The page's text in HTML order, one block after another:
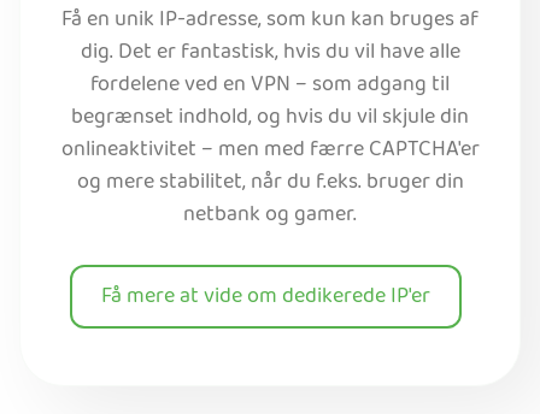
Få en unik IP-adresse, som kun kan bruges af
dig. Det er fantastisk, hvis du vil have alle
fordelene ved en VPN – som adgang til
begrænset indhold, og hvis du vil skjule din
onlineaktivitet – men med færre CAPTCHA'er
og mere stabilitet, når du f.eks. bruger din
netbank og gamer.
Få mere at vide om dedikerede IP'er